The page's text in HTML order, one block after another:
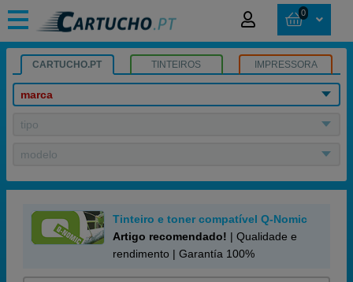
0
CARTUCHO.PT TINTEIROS IMPRESSORA
marca
tipo
modelo
Tinteiro e toner compatível Q-Nomic
Artigo recomendado! | Qualidade e
rendimento | Garantía 100%